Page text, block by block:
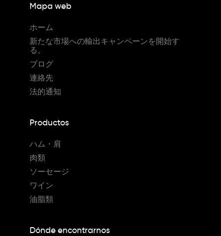
Mapa web
ホーム
新たな市場への輸出キャンペーンを開始す
る。
ブログ
連絡先
法的通知
Productos
ハム・肩
肉類
ソーセージ
ワイン
油脂類
Dónde encontrarnos